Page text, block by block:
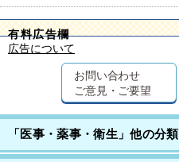
有料広告欄
広告について
お問い合わせ
ご意見・ご要望
「医事・薬事・衛生」他の分類